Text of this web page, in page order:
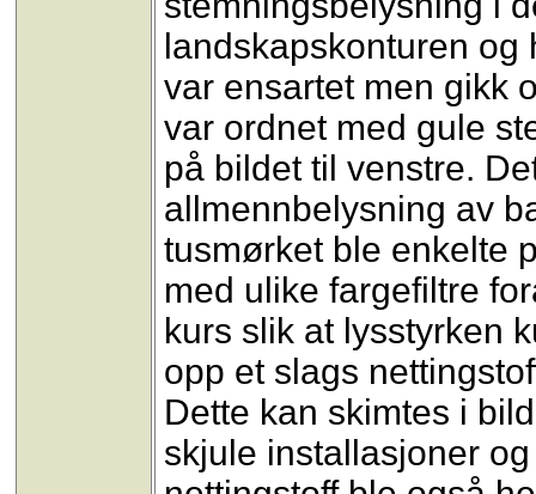
landskapskonturen og
var ensartet men gikk
var ordnet med gule
på bildet til venstre.
allmennbelysning av
tusmørket ble enkelte
med ulike fargefiltre
kurs slik at lysstyrken
opp et slags
Dette kan skimtes i
skjule installasjoner